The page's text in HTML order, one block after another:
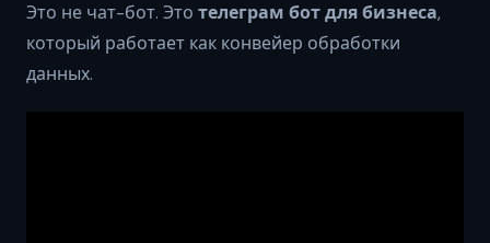
Это не чат-бот. Это телеграм бот для бизнеса,
который работает как конвейер обработки
данных.